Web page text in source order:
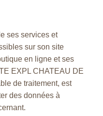
ses services et
sur son site
en ligne et ses
EXPL CHATEAU DE
de traitement, est
des données à